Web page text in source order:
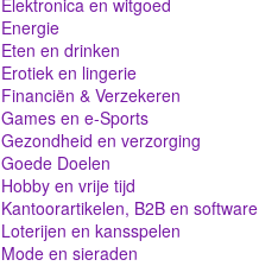
Elektronica en witgoed
Energie
Eten en drinken
Erotiek en lingerie
Financiën & Verzekeren
Games en e-Sports
Gezondheid en verzorging
Goede Doelen
Hobby en vrije tijd
Kantoorartikelen, B2B en software
Loterijen en kansspelen
Mode en sieraden